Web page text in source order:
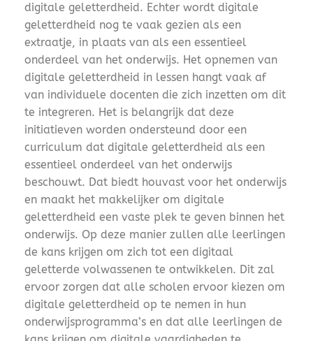
digitale geletterdheid. Echter wordt digitale
geletterdheid nog te vaak gezien als een
extraatje, in plaats van als een essentieel
onderdeel van het onderwijs. Het opnemen van
digitale geletterdheid in lessen hangt vaak af
van individuele docenten die zich inzetten om dit
te integreren. Het is belangrijk dat deze
initiatieven worden ondersteund door een
curriculum dat digitale geletterdheid als een
essentieel onderdeel van het onderwijs
beschouwt. Dat biedt houvast voor het onderwijs
en maakt het makkelijker om digitale
geletterdheid een vaste plek te geven binnen het
onderwijs. Op deze manier zullen alle leerlingen
de kans krijgen om zich tot een digitaal
geletterde volwassenen te ontwikkelen. Dit zal
ervoor zorgen dat alle scholen ervoor kiezen om
digitale geletterdheid op te nemen in hun
onderwijsprogramma’s en dat alle leerlingen de